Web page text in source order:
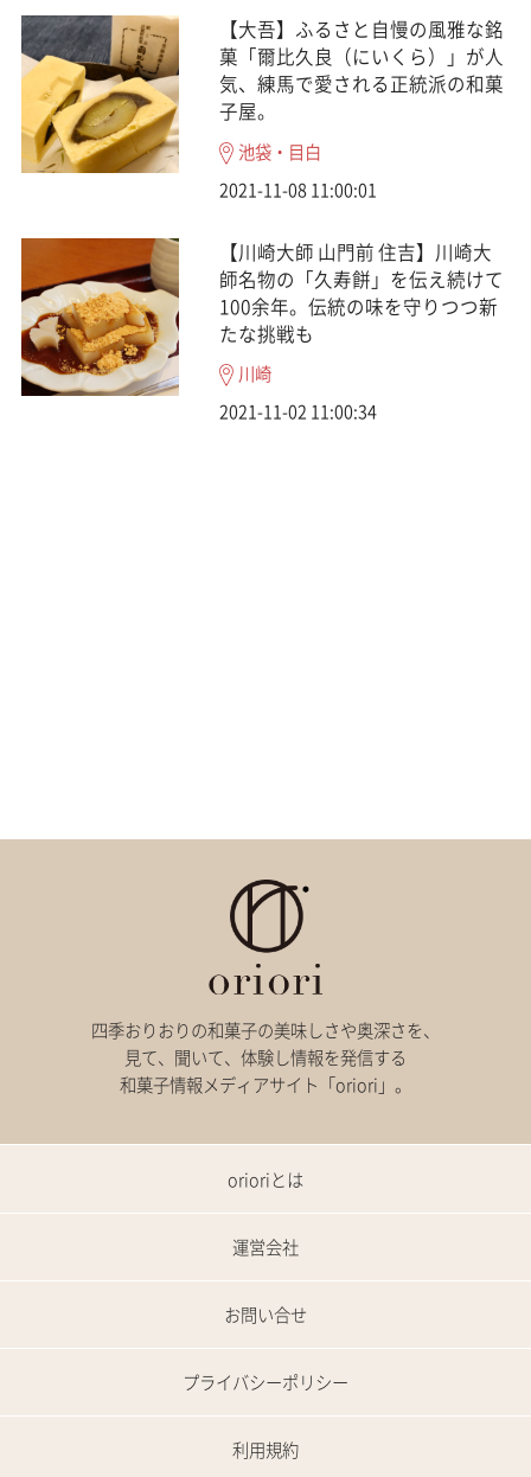
【大吾】ふるさと自慢の風雅な銘
菓「爾比久良（にいくら）」が人
気、練馬で愛される正統派の和菓
子屋。
池袋・目白
2021-11-08 11:00:01
【川崎大師 山門前 住吉】川崎大
師名物の「久寿餅」を伝え続けて
100余年。伝統の味を守りつつ新
たな挑戦も
川崎
2021-11-02 11:00:34
四季おりおりの和菓子の美味しさや奥深さを、
見て、聞いて、体験し情報を発信する
和菓子情報メディアサイト「oriori」。
orioriとは
運営会社
お問い合せ
プライバシーポリシー
利用規約